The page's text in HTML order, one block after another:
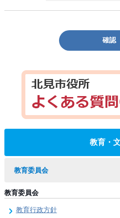
確認
教育・
教育委員会
教育委員会
教育行政方針